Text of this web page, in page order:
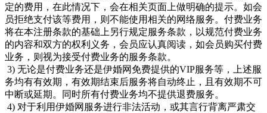
定的费用，在此情况下，会在相关页面上做明确的提示。如会
员拒绝支付该等费用，则不能使用相关的网络服务。付费业务
将在本注册条款的基础上另行规定服务条款，以规范付费业务
的内容和双方的权利义务，会员应认真阅读，如会员购买付费
业务，则视为接受付费业务的服务条款。
3) 无论是付费业务还是伊婚网免费提供的VIP服务等，上述服
务均有有效期，有效期结束后服务将自动终止，且有效期不可
中断或延期。同时所有付费业务均不提供退费服务。
4) 对于利用伊婚网服务进行非法活动，或其言行背离严肃交